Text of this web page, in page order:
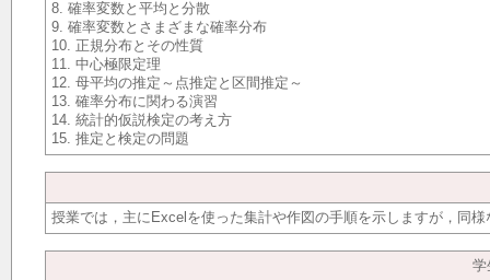
8. 確率変数と平均と分散
9. 確率変数とさまざまな確率分布
10. 正規分布とその性質
11. 中心極限定理
12. 母平均の推定～点推定と区間推定～
13. 確率分布に関わる演習
14. 統計的仮説検定の考え方
15. 推定と検定の問題
授業では，主にExcelを使った集計や作図の手順を示しますが，同
学